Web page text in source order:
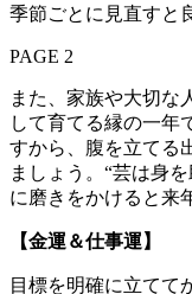
季節ごとに見直すと
PAGE 2
また、家族や大切な
して育てる縁の一年
すから、腹を立てる
ましょう。“芸は身
に磨きをかけると来
【金運＆仕事運】
目標を明確に立てて